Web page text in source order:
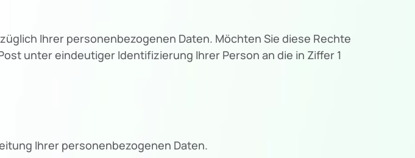
Ihrer personenbezogenen Daten. Möchten Sie diese Rechte
unter eindeutiger Identifizierung Ihrer Person an die in Ziffer 1
Ihrer personenbezogenen Daten.